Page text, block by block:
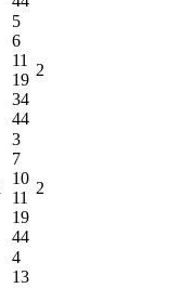
5
6
11
19
34
44
2
3
7
10
11
19
44
2
4
13